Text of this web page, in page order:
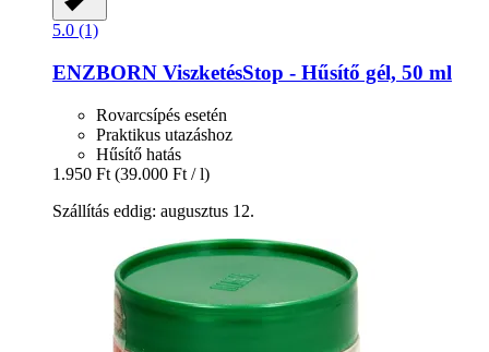
5.0 (1)
ENZBORN ViszketésStop -​ Hűsítő gél, 50 ml
Rovarcsípés esetén
Praktikus utazáshoz
Hűsítő hatás
1.950 Ft (39.000 Ft / l)
Szállítás eddig: augusztus 12.